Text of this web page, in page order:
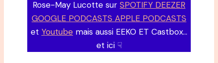
Rose-May Lucotte sur SPOTIFY DEEZER
GOOGLE PODCASTS APPLE PODCASTS
et Youtube mais aussi EEKO ET Castbox…
et ici ☟